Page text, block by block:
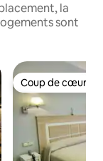
la
sont
Coup de cœur
Coup de cœur